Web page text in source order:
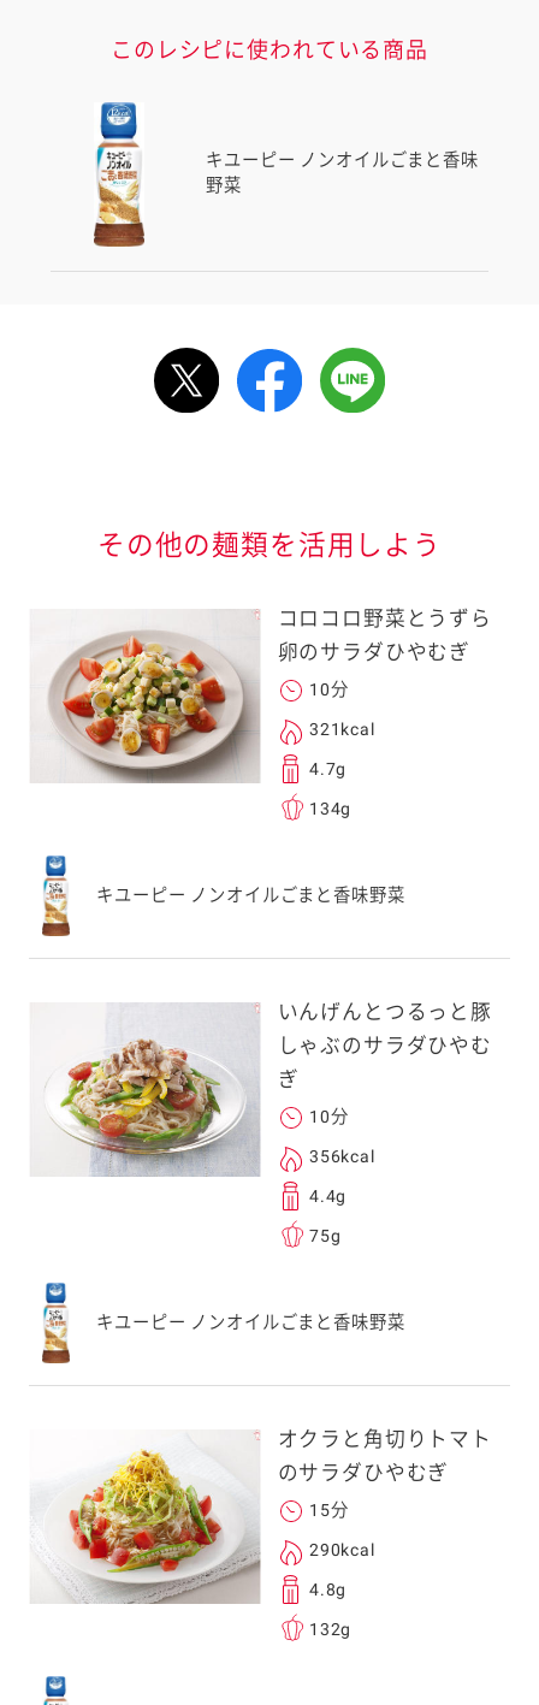
このレシピに使われている商品
キユーピー ノンオイルごまと香味
野菜
する事ができ
身以外の方に送
旦ご自身で受け
転送していただけ
元コードをス
ォンのカメラ
るとアクセス
メールをお送りい
のメールアドレス
」を受信を許可
ご利用ください。
レスは、本サービ
。当社はこの情報
ことはございませ
その他の麺類を活用しよう
コロコロ野菜とうずら
卵のサラダひやむぎ
10分
321kcal
4.7g
134g
キユーピー ノンオイルごまと香味野菜
いんげんとつるっと豚
しゃぶのサラダひやむ
ぎ
10分
356kcal
4.4g
75g
キユーピー ノンオイルごまと香味野菜
オクラと角切りトマト
のサラダひやむぎ
15分
290kcal
4.8g
132g